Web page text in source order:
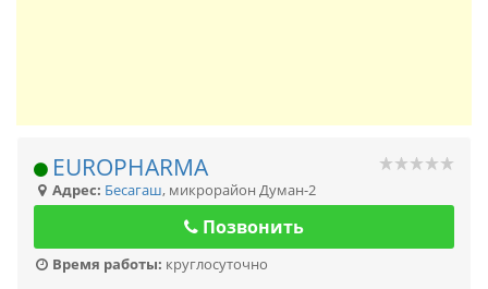
EUROPHARMA
Адрес: Бесагаш, микрорайон Думан-2
Позвонить
Время работы: круглосуточно